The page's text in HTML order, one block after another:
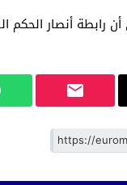
أن رابطة أنصار